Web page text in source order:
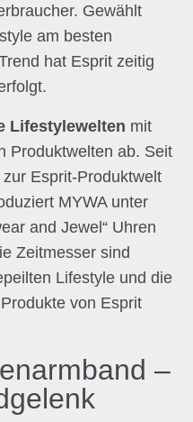
Gewählt
am besten
hat Esprit zeitig
Lifestylewelten mit
Produktwelten ab. Seit
Esprit-Produktwelt
MYWA unter
and Jewel“ Uhren
Zeitmesser sind
Lifestyle und die
von Esprit
–